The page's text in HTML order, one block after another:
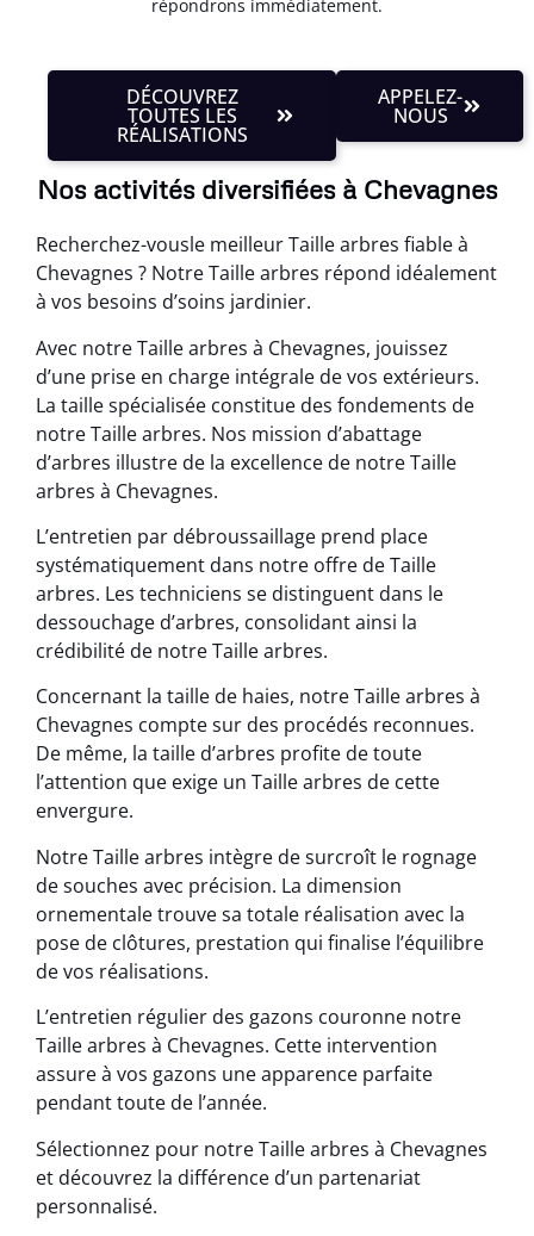
répondrons immédiatement.
DÉCOUVREZ
TOUTES LES
RÉALISATIONS
APPELEZ-
NOUS
Nos activités diversifiées à Chevagnes
Recherchez-vousle meilleur Taille arbres fiable à
Chevagnes ? Notre Taille arbres répond idéalement
à vos besoins d’soins jardinier.
Avec notre Taille arbres à Chevagnes, jouissez
d’une prise en charge intégrale de vos extérieurs.
La taille spécialisée constitue des fondements de
notre Taille arbres. Nos mission d’abattage
d’arbres illustre de la excellence de notre Taille
arbres à Chevagnes.
L’entretien par débroussaillage prend place
systématiquement dans notre offre de Taille
arbres. Les techniciens se distinguent dans le
dessouchage d’arbres, consolidant ainsi la
crédibilité de notre Taille arbres.
Concernant la taille de haies, notre Taille arbres à
Chevagnes compte sur des procédés reconnues.
De même, la taille d’arbres profite de toute
l’attention que exige un Taille arbres de cette
envergure.
Notre Taille arbres intègre de surcroît le rognage
de souches avec précision. La dimension
ornementale trouve sa totale réalisation avec la
pose de clôtures, prestation qui finalise l’équilibre
de vos réalisations.
L’entretien régulier des gazons couronne notre
Taille arbres à Chevagnes. Cette intervention
assure à vos gazons une apparence parfaite
pendant toute de l’année.
Sélectionnez pour notre Taille arbres à Chevagnes
et découvrez la différence d’un partenariat
personnalisé.